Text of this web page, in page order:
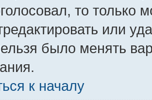
то только
или
было менять
к началу